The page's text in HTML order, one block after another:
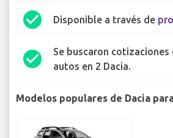
check_circle Disponible a través de
check_circle
Se buscaron
autos en 2 Dacia.
Modelos populares de Dacia